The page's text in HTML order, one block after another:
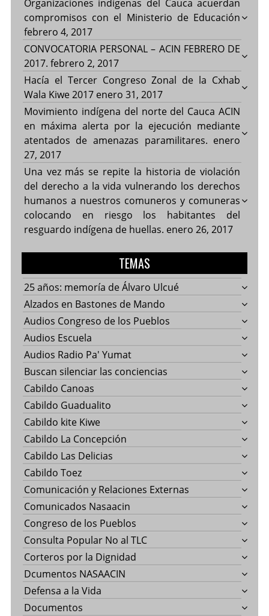
Organizaciones indígenas del Cauca acuerdan
compromisos con el Ministerio de Educación
febrero 4, 2017
CONVOCATORIA PERSONAL – ACIN FEBRERO DE
2017. febrero 2, 2017
Hacía el Tercer Congreso Zonal de la Cxhab
Wala Kiwe 2017 enero 31, 2017
Movimiento indígena del norte del Cauca ACIN
en máxima alerta por la ejecución mediante
atentados de amenazas paramilitares. enero
27, 2017
Una vez más se repite la historia de violación
del derecho a la vida vulnerando los derechos
humanos a nuestros comuneros y comuneras
colocando en riesgo los habitantes del
resguardo indígena de huellas. enero 26, 2017
TEMAS
25 años: memoría de Álvaro Ulcué
Alzados en Bastones de Mando
Audios Congreso de los Pueblos
Audios Escuela
Audios Radio Pa' Yumat
Buscan silenciar las conciencias
Cabildo Canoas
Cabildo Guadualito
Cabildo kite Kiwe
Cabildo La Concepción
Cabildo Las Delicias
Cabildo Toez
Comunicación y Relaciones Externas
Comunicados Nasaacin
Congreso de los Pueblos
Consulta Popular No al TLC
Corteros por la Dignidad
Dcumentos NASAACIN
Defensa a la Vida
Documentos